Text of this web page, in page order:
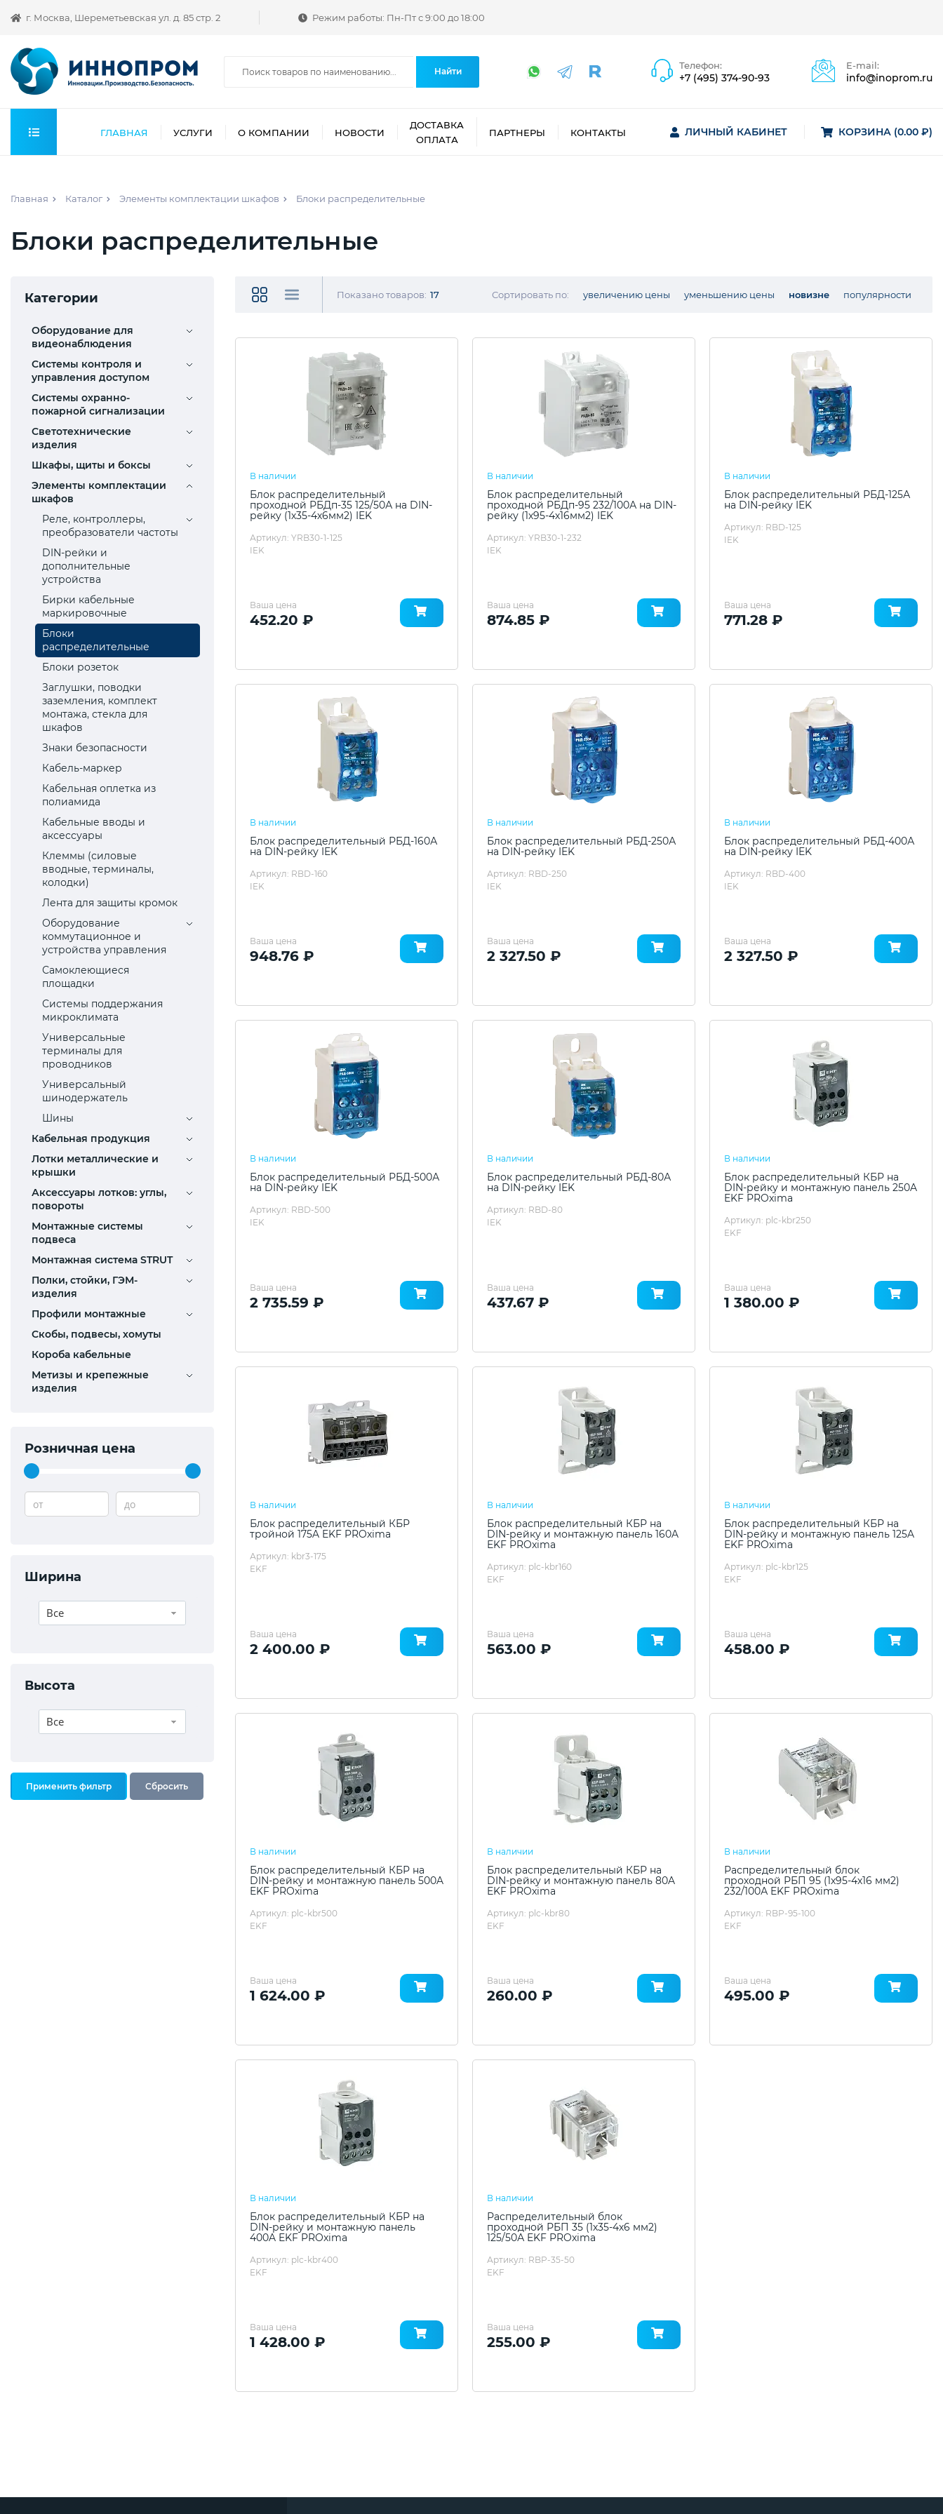
г. Москва, Шереметьевская ул. д. 85 стр. 2 Режим работы: Пн-Пт с 9:00 до 18:00
Найти
Телефон:
+7 (495) 374-90-93
E-mail:
info@inoprom.ru
ГЛАВНАЯ УСЛУГИ О КОМПАНИИ НОВОСТИ
ДОСТАВКА
ОПЛАТА
ПАРТНЕРЫ КОНТАКТЫ ЛИЧНЫЙ КАБИНЕТ КОРЗИНА (0.00 ₽)
Главная Каталог Элементы комплектации шкафов Блоки распределительные
Блоки распределительные
Категории
Оборудование для
видеонаблюдения
Системы контроля и
управления доступом
Системы охранно-
пожарной сигнализации
Светотехнические
изделия
Шкафы, щиты и боксы
Элементы комплектации
шкафов
Реле, контроллеры,
преобразователи частоты
DIN-рейки и
дополнительные
устройства
Бирки кабельные
маркировочные
Блоки
распределительные
Блоки розеток
Заглушки, поводки
заземления, комплект
монтажа, стекла для
шкафов
Знаки безопасности
Кабель-маркер
Кабельная оплетка из
полиамида
Кабельные вводы и
аксессуары
Клеммы (силовые
вводные, терминалы,
колодки)
Лента для защиты кромок
Оборудование
коммутационное и
устройства управления
Самоклеющиеся
площадки
Системы поддержания
микроклимата
Универсальные
терминалы для
проводников
Универсальный
шинодержатель
Шины
Кабельная продукция
Лотки металлические и
крышки
Аксессуары лотков: углы,
повороты
Монтажные системы
подвеса
Монтажная система STRUT
Полки, стойки, ГЭМ-
изделия
Профили монтажные
Скобы, подвесы, хомуты
Короба кабельные
Метизы и крепежные
изделия
Розничная цена
от до
Ширина
Все
Высота
Все
Показано товаров: 17 Сортировать по: увеличению цены уменьшению цены новизне популярности
В наличии
Блок распределительный
проходной РБДп-35 125/50А на DIN-
рейку (1х35-4х6мм2) IEK
Артикул: YRB30-1-125
IEK
Ваша цена
452.20 ₽
В наличии
Блок распределительный
проходной РБДп-95 232/100А на DIN-
рейку (1х95-4х16мм2) IEK
Артикул: YRB30-1-232
IEK
Ваша цена
874.85 ₽
В наличии
Блок распределительный РБД-125А
на DIN-рейку IEK
Артикул: RBD-125
IEK
Ваша цена
771.28 ₽
В наличии
Блок распределительный РБД-160А
на DIN-рейку IEK
Артикул: RBD-160
IEK
Ваша цена
948.76 ₽
В наличии
Блок распределительный РБД-250А
на DIN-рейку IEK
Артикул: RBD-250
IEK
Ваша цена
2 327.50 ₽
В наличии
Блок распределительный РБД-400А
на DIN-рейку IEK
Артикул: RBD-400
IEK
Ваша цена
2 327.50 ₽
В наличии
Блок распределительный РБД-500А
на DIN-рейку IEK
Артикул: RBD-500
IEK
Ваша цена
2 735.59 ₽
В наличии
Блок распределительный РБД-80А
на DIN-рейку IEK
Артикул: RBD-80
IEK
Ваша цена
437.67 ₽
В наличии
Блок распределительный КБР на
DIN-рейку и монтажную панель 250A
EKF PROxima
Артикул: plc-kbr250
EKF
Ваша цена
1 380.00 ₽
В наличии
Блок распределительный КБР
тройной 175A EKF PROxima
Артикул: kbr3-175
EKF
Ваша цена
2 400.00 ₽
В наличии
Блок распределительный КБР на
DIN-рейку и монтажную панель 160A
EKF PROxima
Артикул: plc-kbr160
EKF
Ваша цена
563.00 ₽
В наличии
Блок распределительный КБР на
DIN-рейку и монтажную панель 125A
EKF PROxima
Артикул: plc-kbr125
EKF
Ваша цена
458.00 ₽
В наличии
Блок распределительный КБР на
DIN-рейку и монтажную панель 500A
EKF PROxima
Артикул: plc-kbr500
EKF
Ваша цена
1 624.00 ₽
В наличии
Блок распределительный КБР на
DIN-рейку и монтажную панель 80A
EKF PROxima
Артикул: plc-kbr80
EKF
Ваша цена
260.00 ₽
В наличии
Распределительный блок
проходной РБП 95 (1х95-4х16 мм2)
232/100А EKF PROxima
Артикул: RBP-95-100
EKF
Ваша цена
495.00 ₽
В наличии
Блок распределительный КБР на
DIN-рейку и монтажную панель
400A EKF PROxima
Артикул: plc-kbr400
EKF
Ваша цена
1 428.00 ₽
В наличии
Распределительный блок
проходной РБП 35 (1х35-4х6 мм2)
125/50А EKF PROxima
Артикул: RBP-35-50
EKF
Ваша цена
255.00 ₽